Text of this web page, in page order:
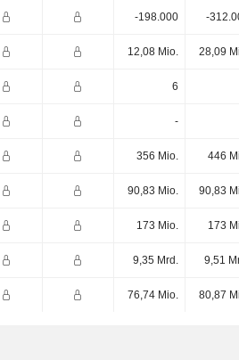
-198.000 -
12,08 Mio. 28,09
6
-
356 Mio. 446
90,83 Mio. 90,83
173 Mio. 173
9,35 Mrd. 9,51
76,74 Mio. 80,87